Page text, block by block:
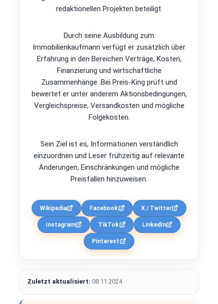
redaktionellen Projekten beteiligt.
Durch seine Ausbildung zum
Immobilienkaufmann verfügt er zusätzlich über
Erfahrung in den Bereichen Verträge, Kosten,
Finanzierung und wirtschaftliche
Zusammenhänge. Bei Preis-King prüft und
bewertet er unter anderem Aktionsbedingungen,
Vergleichspreise, Versandkosten und mögliche
Folgekosten.
Sein Ziel ist es, Informationen verständlich
einzuordnen und Leser frühzeitig auf relevante
Änderungen, Einschränkungen und mögliche
Preisfallen hinzuweisen.
Wikipedia Facebook X / Twitter
Instagram TikTok LinkedIn
Pinterest
Zuletzt aktualisiert: 08.11.2024